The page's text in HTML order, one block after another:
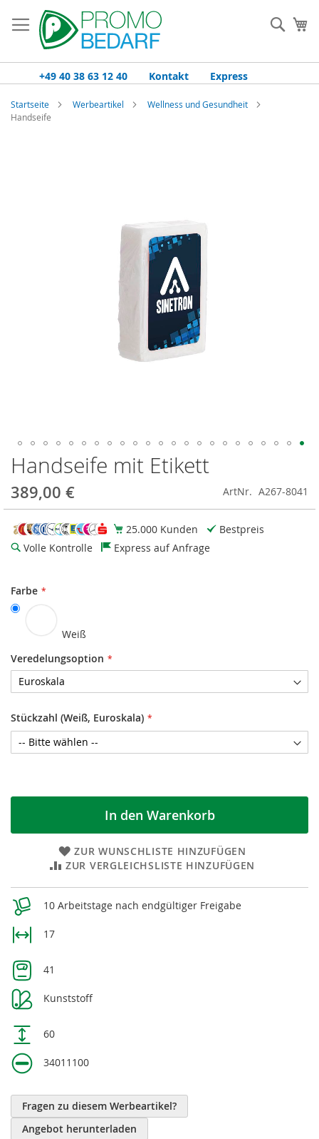
Inhalt
springen
+49 40 38 63 12 40 Kontakt Express
Startseite Werbeartikel
Wellness und Gesundheit
Handseife
Handseife mit Etikett
389,00 € ArtNr. A267-8041
25.000 Kunden
Bestpreis
Volle Kontrolle
Express auf Anfrage
Farbe
Weiß
Veredelungsoption
Stückzahl (Weiß, Euroskala)
In den Warenkorb
ZUR WUNSCHLISTE HINZUFÜGEN
ZUR VERGLEICHSLISTE HINZUFÜGEN
Weitere
Informationen
10 Arbeitstage nach endgültiger Freigabe
17
41
Kunststoff
60
34011100
Fragen zu diesem Werbeartikel?
Angebot herunterladen
Zum
Anfang
der
Bildgalerie